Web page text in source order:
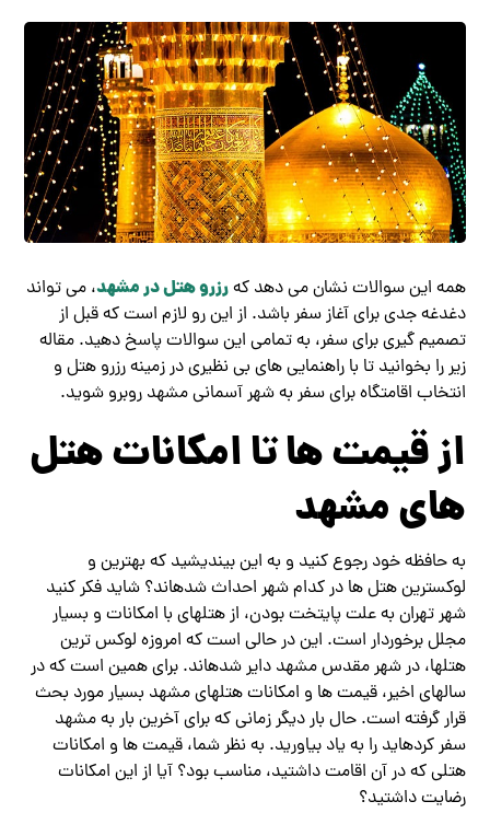
همه این سوالات نشان می دهد کهرزرو هتل در مشهد، می تواند
دغدغه جدی برای آغاز سفر باشد. از این رو لازم است که قبل از
تصمیم گیری برای سفر، به تمامی این سوالات پاسخ دهید. مقاله
زیر را بخوانید تا با راهنمایی های بی نظیری در زمینه رزرو هتل و
انتخاب اقامتگاه برای سفر به شهر آسمانی مشهد روبرو شوید.
از قیمت ها تا امکانات هتل
های مشهد
به حافظه خود رجوع کنید و به این بیندیشید که بهترین و
لوکس‎ترین هتل ها در کدام شهر احداث شده‎اند؟ شاید فکر کنید
شهر تهران به علت پایتخت بودن، از هتل‎های با امکانات و بسیار
مجلل برخوردار است. این در حالی است که امروزه لوکس ترین
هتل‎ها، در شهر مقدس مشهد دایر شده‎اند. برای همین است که در
سال‎های اخیر، قیمت ها و امکانات هتل‎های مشهد بسیار مورد بحث
قرار گرفته است. حال بار دیگر زمانی که برای آخرین بار به مشهد
سفر کرده‎اید را به یاد بیاورید. به نظر شما، قیمت ها و امکانات
هتلی که در آن اقامت داشتید، مناسب بود؟ آیا از این امکانات
رضایت داشتید؟